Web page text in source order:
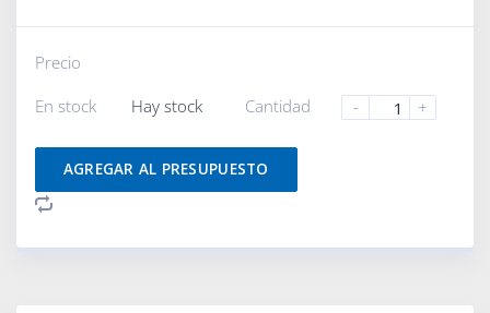
Precio
En stock
Hay stock Cantidad - +
AGREGAR AL PRESUPUESTO